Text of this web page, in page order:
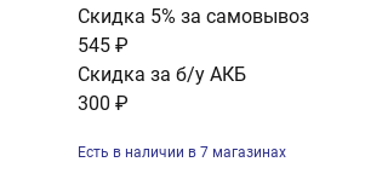
Скидка 5% за самовывоз
545 ₽
Скидка за б/у АКБ
300 ₽
Есть в наличии в 7 магазинах